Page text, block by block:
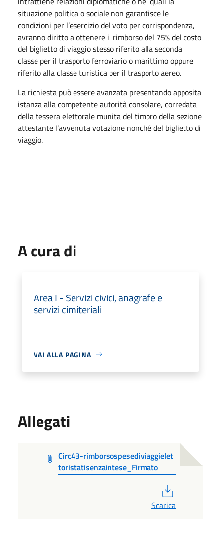
situazione politica o sociale non garantisce le
condizioni per l’esercizio del voto per corrispondenza,
avranno diritto a ottenere il rimborso del 75% del costo
del biglietto di viaggio stesso riferito alla seconda
classe per il trasporto ferroviario o marittimo oppure
riferito alla classe turistica per il trasporto aereo.
La richiesta può essere avanzata presentando apposita
istanza alla competente autorità consolare, corredata
della tessera elettorale munita del timbro della sezione
attestante l’avvenuta votazione nonché del biglietto di
viaggio.
A cura di
Area I - Servizi civici, anagrafe e
servizi cimiteriali
VAI ALLA PAGINA
Allegati
Circ43-rimborsospesediviaggielet
toristatisenzaintese_Firmato
Scarica